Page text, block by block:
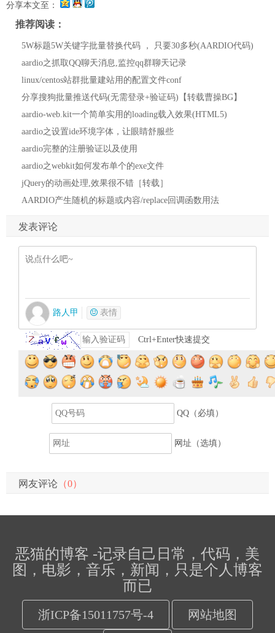
分享本文至：
推荐阅读：
5W标题5W关键字批量替换代码 ， 只要30多秒(AARDIO代码)
aardio之抓取QQ聊天消息,监控qq群聊天记录
linux/centos站群批量建站用的配置文件conf
分享搜狗批量推送代码(无需登录+验证码)【转载曹操BG】
aardio-web.kit一个简单实用的loading载入效果(HTML5)
aardio之设置ide环境字体，让眼睛舒服些
aardio完整的注册验证以及使用
aardio之webkit如何发布单个的exe文件
jQuery的动画处理,效果很不错［转载］
AARDIO产生随机的标题或内容/replace回调函数用法
发表评论
路人甲 表情
Ctrl+Enter快速提交
提交评论
QQ（必填）
网址（选填）
网友评论 （0）
恶猫的博客 -记录自己日常，代码，美
图，电影，音乐，新闻，只是个人博客
而已
浙ICP备15011757号-4 网站地图